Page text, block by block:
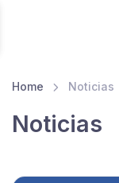
Home Noticias
Noticias